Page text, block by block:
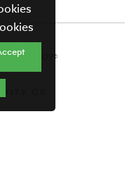
ΚΥΠΡΟΥ©